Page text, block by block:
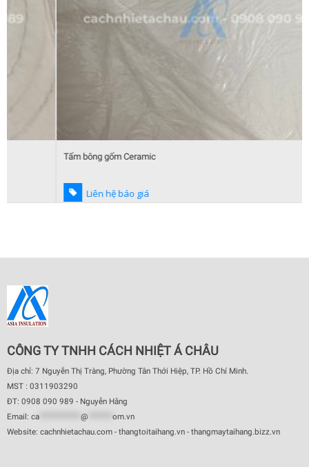
Tấm bông gốm Ceramic
Liên hệ báo giá
CÔNG TY TNHH CÁCH NHIỆT Á CHÂU
Địa chỉ: 7 Nguyễn Thị Tràng, Phường Tân Thới Hiệp, TP. Hồ Chí Minh.
MST : 0311903290
ĐT: 0908 090 989 - Nguyễn Hằng
Email: ca @
om.vn
Website: cachnhietachau.com - thangtoitaihang.vn - thangmaytaihang.bizz.vn